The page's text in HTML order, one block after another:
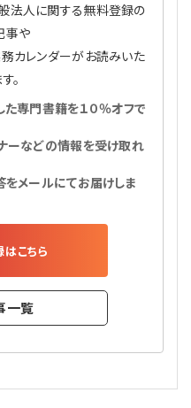
法人に関する無料登録の
事や
カレンダーがお読みいた
。
専門書籍を１０％オフで
ーなどの情報を受け取れ
メールにてお届けしま
こちら
一覧